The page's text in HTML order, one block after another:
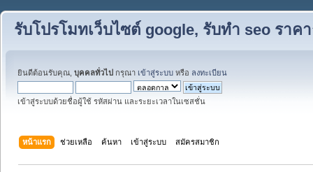
รับโปรโมทเว็บไซต์ google, รับทำ seo ราค
ยินดีต้อนรับคุณ, บุคคลทั่วไป กรุณา เข้าสู่ระบบ หรือ ลงทะเบียน
เข้าสู่ระบบด้วยชื่อผู้ใช้ รหัสผ่าน และระยะเวลาในเซสชั่น
หน้าแรก ช่วยเหลือ ค้นหา เข้าสู่ระบบ สมัครสมาชิก